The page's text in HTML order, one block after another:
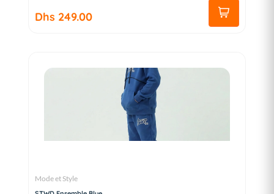
Dhs 249.00
Mode et Style